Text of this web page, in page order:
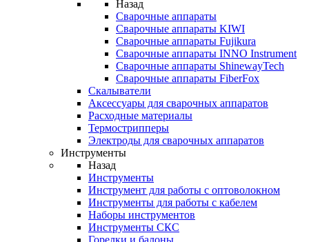
Назад
Сварочные аппараты
Сварочные аппараты KIWI
Сварочные аппараты Fujikura
Сварочные аппараты INNO Instrument
Сварочные аппараты ShinewayTech
Cварочные аппараты FiberFox
Скалыватели
Аксессуары для сварочных аппаратов
Расходные материалы
Термострипперы
Электроды для сварочных аппаратов
Инструменты
Назад
Инструменты
Инструмент для работы с оптоволокном
Инструменты для работы с кабелем
Наборы инструментов
Инструменты СКС
Горелки и балоны